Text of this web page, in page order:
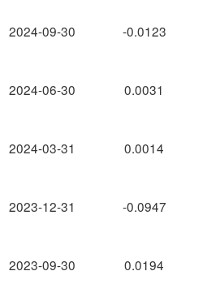
2024-09-30
2024-06-30
2024-03-31
2023-12-31
2023-09-30
-0.0123
0.0031
0.0014
-0.0947
0.0194